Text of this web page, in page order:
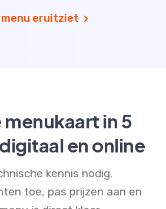
menu eruitziet
menukaart in 5
en online
kennis nodig.
toe, pas prijzen aan en